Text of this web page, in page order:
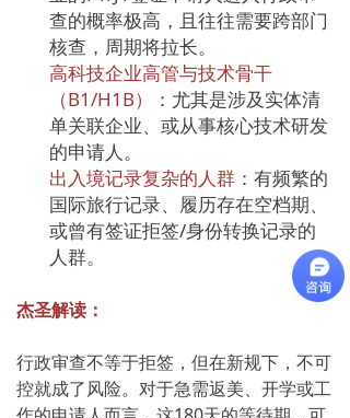
查的概率极高，且往往需要跨部门
核查，周期将拉长。
高科技企业高管与技术骨干
（B1/H1B）
：尤其是涉及实体清
单关联企业、或从事核心技术研发
的申请人。
出入境记录复杂的人群 ：有频繁的
国际旅行记录、履历存在空档期、
或曾有签证拒签/身份转换记录的
人群。
杰圣解读：
行政审查不等于拒签，但在新规下，不可
控就成了风险。对于急需返美、开学或工